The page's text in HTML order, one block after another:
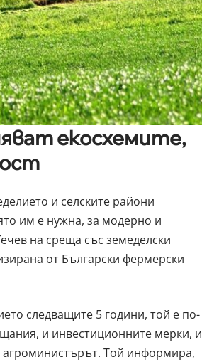
екосхемите,
и селските райони
им е нужна, за модерно и
на среща със земеделски
от Български фермерски
следващите 5 години, той е по-
и инвестиционните мерки, и
агроминистърът. Той информира,